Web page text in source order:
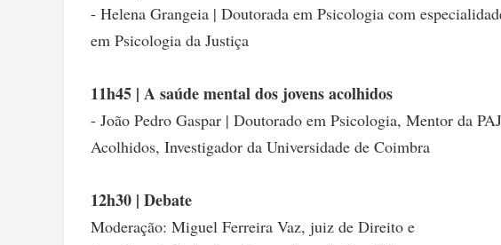
- Helena Grangeia | Doutorada em Psicologia com
em Psicologia da Justiça
11h45 | A saúde mental dos jovens acolhidos
- João Pedro Gaspar | Doutorado em Psicologia, Mentor da
Acolhidos, Investigador da Universidade de Coimbra
12h30 | Debate
Moderação: Miguel Ferreira Vaz, juiz de Direito e